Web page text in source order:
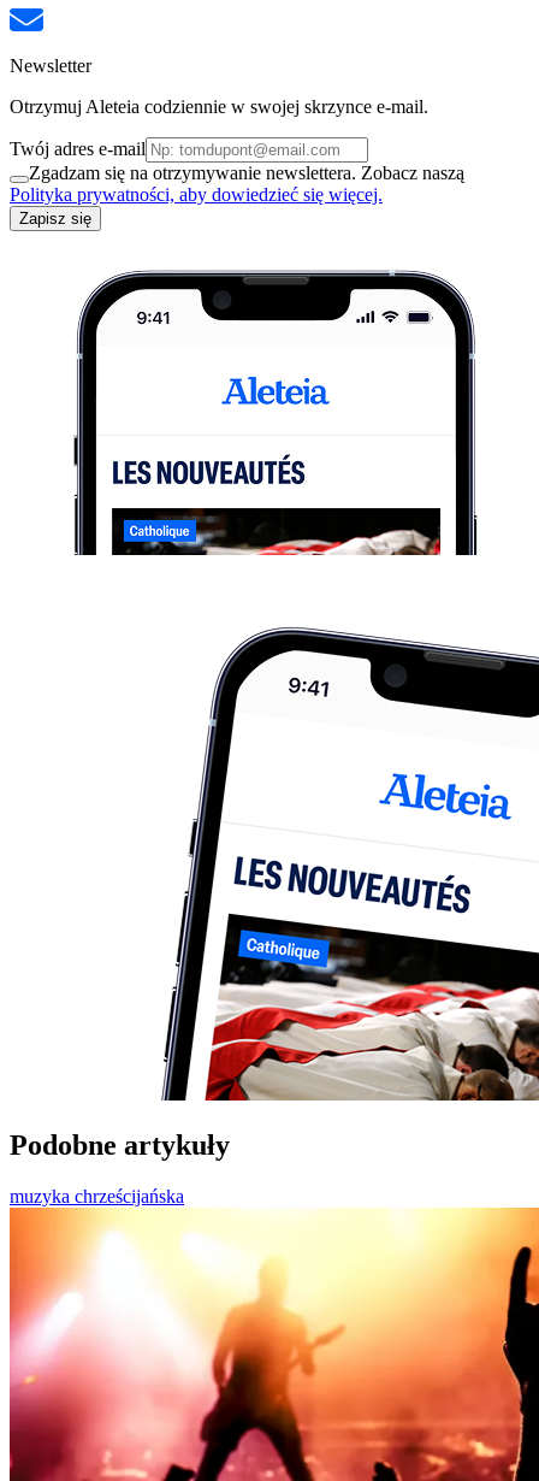
Newsletter
Otrzymuj Aleteia codziennie w swojej skrzynce e-mail.
Twój adres e-mail
Zgadzam się na otrzymywanie newslettera. Zobacz naszą
Polityka prywatności, aby dowiedzieć się więcej.
Zapisz się
Podobne artykuły
muzyka chrześcijańska